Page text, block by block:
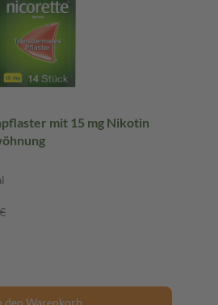
mit 15 mg Nikotin
den Warenkorb